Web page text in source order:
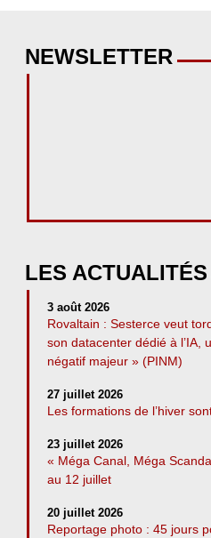
NEWSLETTER
LES ACTUALITÉS
3 août 2026
Rovaltain : Sesterce veut
son datacenter dédié à l’IA,
négatif majeur » (PINM)
27 juillet 2026
Les formations de l’hiver
23 juillet 2026
« Méga Canal, Méga
au 12 juillet
20 juillet 2026
Reportage photo : 45 jours